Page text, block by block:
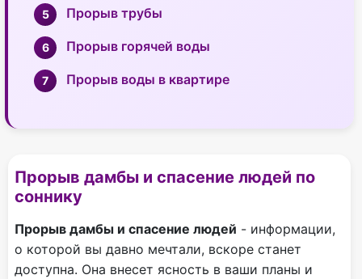
Прорыв трубы
Прорыв горячей воды
Прорыв воды в квартире
Прорыв дамбы и спасение людей по
соннику
Прорыв дамбы и спасение людей - информации,
о которой вы давно мечтали, вскоре станет
доступна. Она внесет ясность в ваши планы и